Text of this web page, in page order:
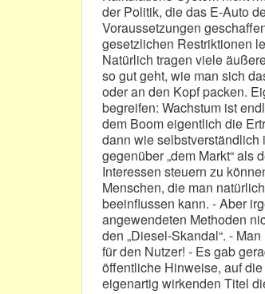
der Politik, die das E-Auto
Voraussetzungen
gesetzlichen Restriktionen
Natürlich tragen viele
so gut geht, wie man sich
oder an den Kopf packen.
begreifen: Wachstum ist
dem Boom eigentlich die
dann wie
gegenüber „dem Markt“
Interessen steuern zu
Menschen, die man
beeinflussen kann. - Aber
angewendeten Methoden
den „Diesel-Skandal“. -
für den Nutzer! - Es gab
öffentliche Hinweise, auf
eigenartig wirkenden Titel